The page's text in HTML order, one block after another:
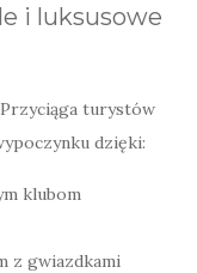
i luksusowe
turystów
dzięki:
klubom
z gwiazdkami